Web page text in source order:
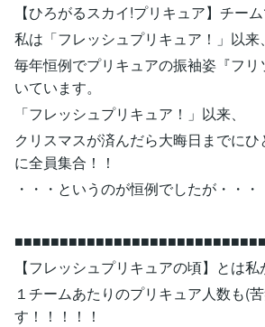
【ひろがるスカイ!プリキュア】チー
私は「フレッシュプリキュア！」以来、
毎年恒例でプリキュアの振袖姿『フ
いています。
「フレッシュプリキュア！」以来、
クリスマスが済んだら大晦日までに
に全員集合！！
・・・というのが恒例でしたが・・・
【フレッシュプリキュアの頃】とは
１チームあたりのプリキュア人数も(
す！！！！！